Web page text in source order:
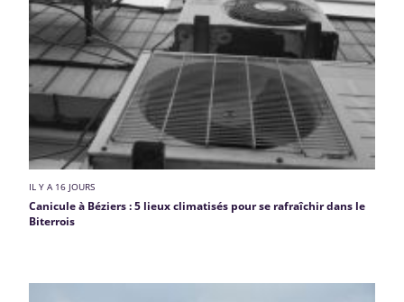
IL Y A 16 JOURS
Canicule à Béziers : 5 lieux climatisés pour se rafraîchir dans le
Biterrois